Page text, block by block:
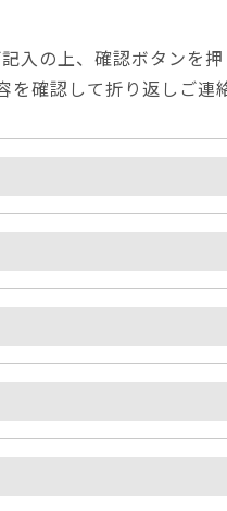
入の上、確認ボタンを
確認して折り返しご連